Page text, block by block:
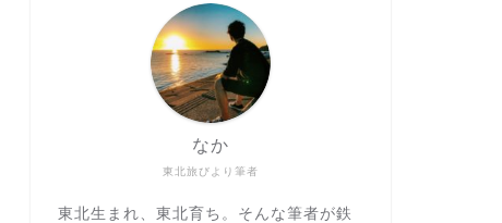
東北旅びより筆者
なか
東北生まれ、東北育ち。そんな筆者が鉄